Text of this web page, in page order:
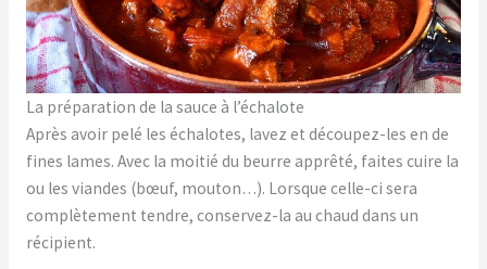
La préparation de la sauce à l’échalote
Après avoir pelé les échalotes, lavez et découpez-les en de
fines lames. Avec la moitié du beurre apprêté, faites cuire la
ou les viandes (bœuf, mouton…). Lorsque celle-ci sera
complètement tendre, conservez-la au chaud dans un
récipient.